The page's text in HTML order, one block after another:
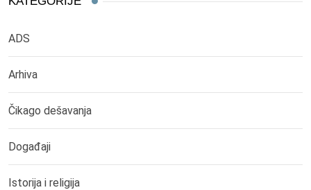
ADS
Arhiva
Čikago dešavanja
Događaji
Istorija i religija